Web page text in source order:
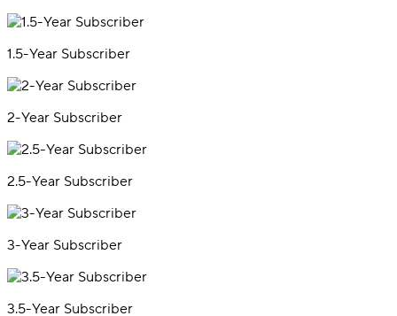
1.5-Year Subscriber
2-Year Subscriber
2.5-Year Subscriber
3-Year Subscriber
3.5-Year Subscriber